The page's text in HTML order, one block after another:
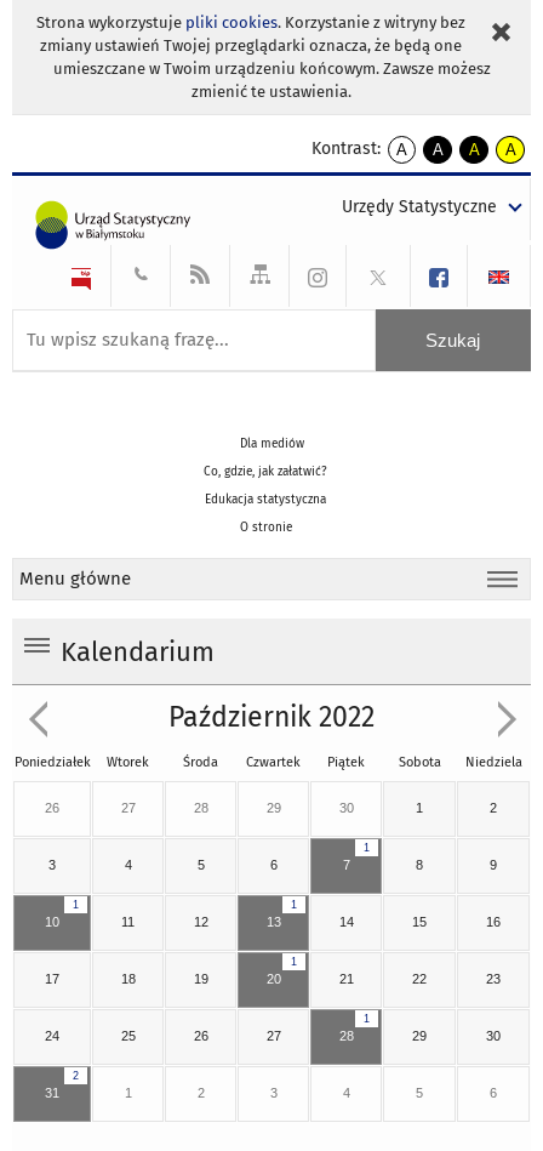
Strona wykorzystuje pliki cookies. Korzystanie z witryny bez
zmiany ustawień Twojej przeglądarki oznacza, że będą one
umieszczane w Twoim urządzeniu końcowym. Zawsze możesz
zmienić te ustawienia.
Kontrast:
A
kontrast
A
kontrast
tekst
czarnym
A
kontrast
tekst
czarnym
A
tekst
żółtym
Urzędy Statystyczne
Dla mediów
Co, gdzie, jak załatwić?
Edukacja statystyczna
O stronie
Menu główne
Kalendarium
Październik 2022
Poniedziałek Wtorek Środa Czwartek Piątek Sobota Niedziela
26 27 28 29 30 1 2
3 4 5 6
1
7 8 9
1
10 11 12
1
13 14 15 16
17 18 19
1
20 21 22 23
24 25 26 27
1
28 29 30
2
31 1 2 3 4 5 6